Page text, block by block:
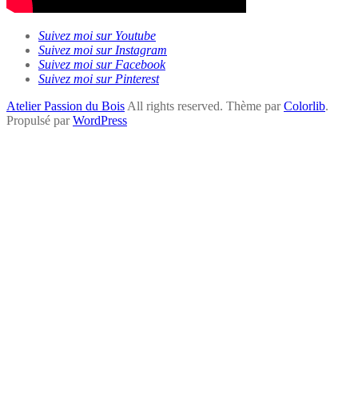
Suivez moi sur Youtube
Suivez moi sur Instagram
Suivez moi sur Facebook
Suivez moi sur Pinterest
Atelier Passion du Bois All rights reserved. Thème parColorlib.
Propulsé parWordPress